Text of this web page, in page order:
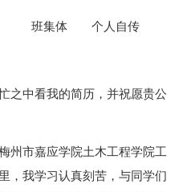
班集体 个人自传
之中看我的简历，并祝愿贵公
州市嘉应学院土木工程学院工
，我学习认真刻苦，与同学们